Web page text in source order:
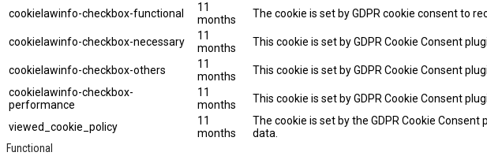
cookielawinfo-checkbox-functional
11
months
The cookie is set by GDPR cookie consent to
cookielawinfo-checkbox-necessary
11
months
This cookie is set by GDPR Cookie Consent
cookielawinfo-checkbox-others
11
months
This cookie is set by GDPR Cookie Consent
cookielawinfo-checkbox-
performance
11
months
This cookie is set by GDPR Cookie Consent
viewed_cookie_policy
11
months
The cookie is set by the GDPR Cookie
data.
Functional